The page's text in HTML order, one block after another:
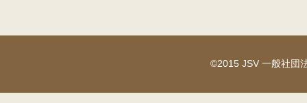
©2015 JSV 一般社団